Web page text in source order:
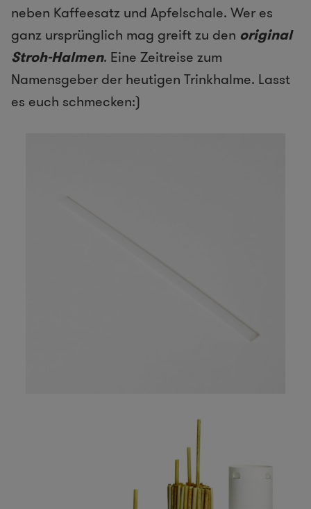
neben Kaffeesatz und Apfelschale. Wer es
ganz ursprünglich mag greift zu den original
Stroh-Halmen. Eine Zeitreise zum
Namensgeber der heutigen Trinkhalme. Lasst
es euch schmecken:)